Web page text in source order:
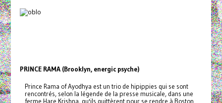
PRINCE RAMA (Brooklyn, energic psyche)
Prince Rama of Ayodhya est un trio de hipippies qui se sont
rencontrés, selon la légende de la presse musicale, dans une
ferme Hare Krishna, qu'ils quittèrent pour se rendre à Boston.